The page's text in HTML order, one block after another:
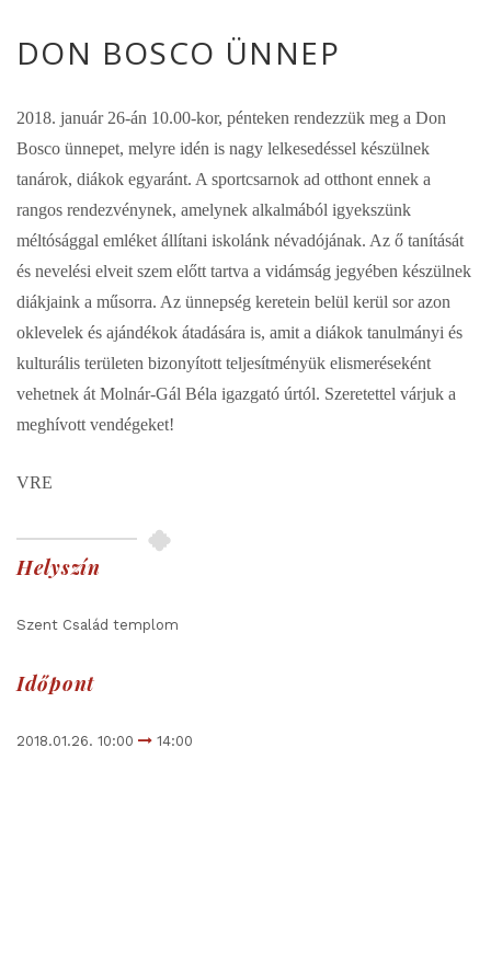
DON BOSCO ÜNNEP
2018. január 26-án 10.00-kor, pénteken rendezzük meg a Don
Bosco ünnepet, melyre idén is nagy lelkesedéssel készülnek
tanárok, diákok egyaránt. A sportcsarnok ad otthont ennek a
rangos rendezvénynek, amelynek alkalmából igyekszünk
méltósággal emléket állítani iskolánk névadójának. Az ő tanítását
és nevelési elveit szem előtt tartva a vidámság jegyében készülnek
diákjaink a műsorra. Az ünnepség keretein belül kerül sor azon
oklevelek és ajándékok átadására is, amit a diákok tanulmányi és
kulturális területen bizonyított teljesítményük elismeréseként
vehetnek át Molnár-Gál Béla igazgató úrtól. Szeretettel várjuk a
meghívott vendégeket!
VRE
Helyszín
Szent Család templom
Időpont
2018.01.26. 10:00 14:00